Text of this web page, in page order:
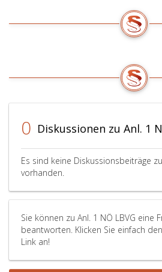
0 Diskussionen zu Anl. 1
Es sind keine Diskussionsbeiträge
vorhanden.
Sie können zu Anl. 1 NÖ LBVG eine
beantworten. Klicken Sie einfach
Link an!